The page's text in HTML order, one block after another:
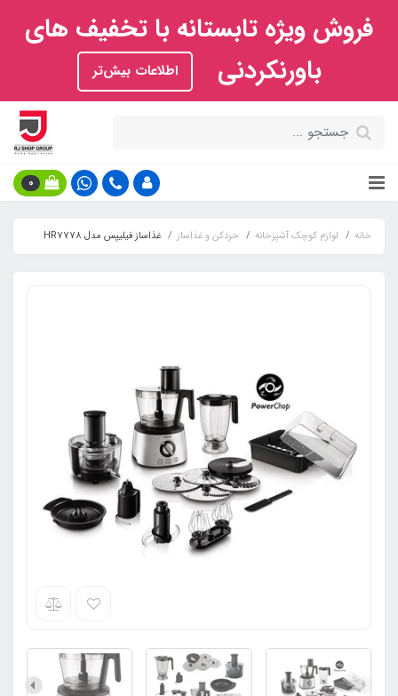
فروش ویژه تابستانه با تخفیف های
باورنکردنی
اطلاعات بیش‌تر
0
خانه لوازم کوچک آشپزخانه خردکن و غذاساز غذاساز فیلیپس مدل HR7778